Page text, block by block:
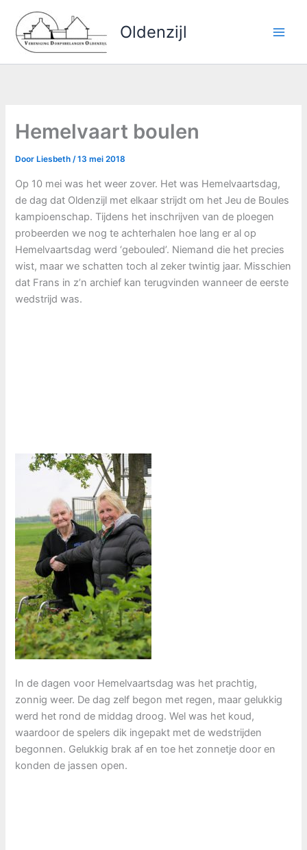
naar
Oldenzijl
Hemelvaart boulen
Door Liesbeth/13 mei 2018
Op 10 mei was het weer zover. Het was Hemelvaartsdag,
de dag dat Oldenzijl met elkaar strijdt om het Jeu de Boules
kampioenschap. Tijdens het inschrijven van de ploegen
probeerden we nog te achterhalen hoe lang er al op
Hemelvaartsdag werd ‘gebouled’. Niemand die het precies
wist, maar we schatten toch al zeker twintig jaar. Misschien
dat Frans in z’n archief kan terugvinden wanneer de eerste
wedstrijd was.
In de dagen voor Hemelvaartsdag was het prachtig,
zonnig weer. De dag zelf begon met regen, maar gelukkig
werd het rond de middag droog. Wel was het koud,
waardoor de spelers dik ingepakt met de wedstrijden
begonnen. Gelukkig brak af en toe het zonnetje door en
konden de jassen open.